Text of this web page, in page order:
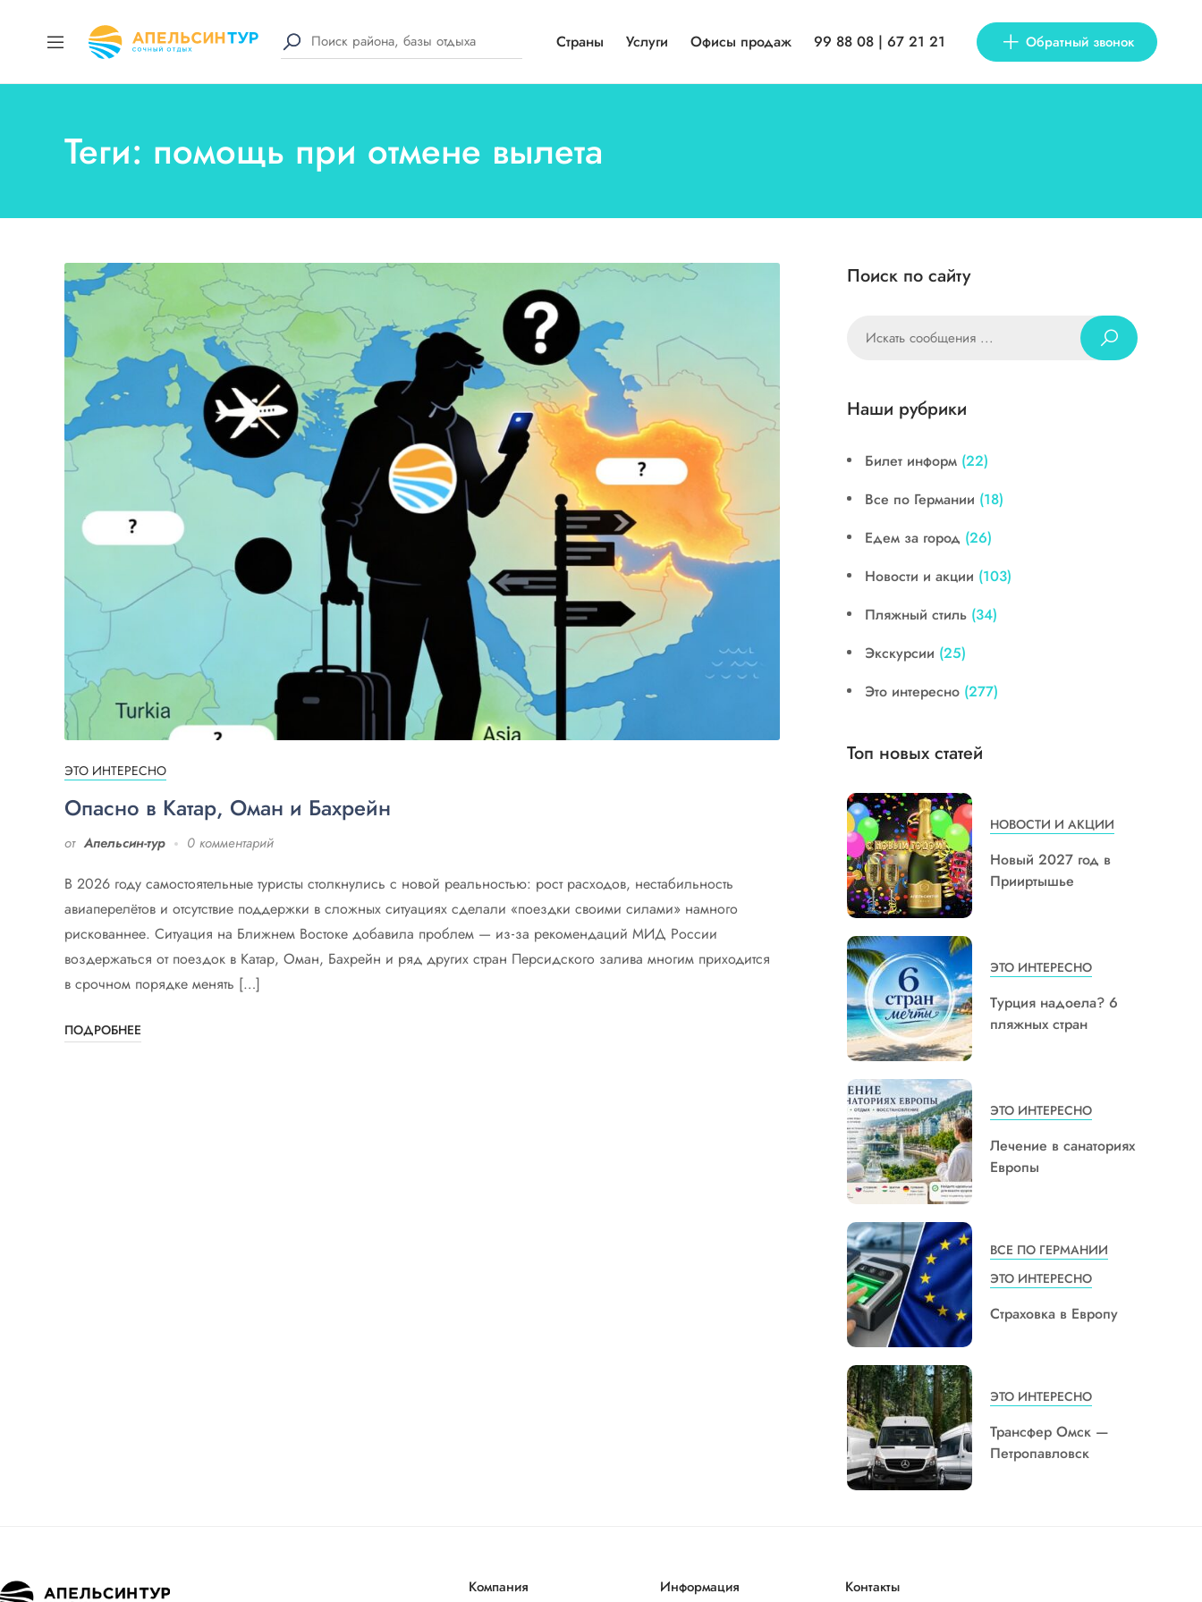
Страны Услуги Офисы продаж 99 88 08 | 67 21 21 Обратный звонок
Теги: помощь при отмене вылета
ЭТО ИНТЕРЕСНО
Опасно в Катар, Оман и Бахрейн
от Апельсин-тур 0 комментарий
В 2026 году самостоятельные туристы столкнулись с новой реальностью: рост расходов, нестабильность
авиаперелётов и отсутствие поддержки в сложных ситуациях сделали «поездки своими силами» намного
рискованнее. Ситуация на Ближнем Востоке добавила проблем — из‑за рекомендаций МИД России
воздержаться от поездок в Катар, Оман, Бахрейн и ряд других стран Персидского залива многим приходится
в срочном порядке менять […]
ПОДРОБНЕЕ
Поиск по сайту
Наши рубрики
Билет информ (22)
Все по Германии (18)
Едем за город (26)
Новости и акции (103)
Пляжный стиль (34)
Экскурсии (25)
Это интересно (277)
Топ новых статей
НОВОСТИ И АКЦИИ
Новый 2027 год в
Прииртышье
ЭТО ИНТЕРЕСНО
Турция надоела? 6
пляжных стран
ЭТО ИНТЕРЕСНО
Лечение в санаториях
Европы
ВСЕ ПО ГЕРМАНИИ
ЭТО ИНТЕРЕСНО
Страховка в Европу
ЭТО ИНТЕРЕСНО
Трансфер Омск —
Петропавловск
Компания Информация Контакты